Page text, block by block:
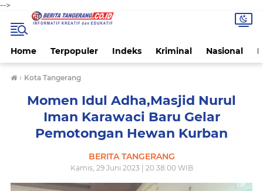
-->
Home Terpopuler Indeks Kriminal Nasional
› Kota Tangerang
Momen Idul Adha,Masjid Nurul
Iman Karawaci Baru Gelar
Pemotongan Hewan Kurban
BERITA TANGERANG
Kamis, 29 Juni 2023 | 20.38.00 WIB